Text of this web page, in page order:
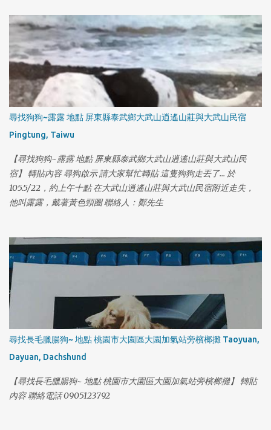
尋找狗狗~露露 地點 屏東縣泰武鄉大武山逍遙山莊與大武山民宿
Pingtung, Taiwu
【尋找狗狗~露露 地點 屏東縣泰武鄉大武山逍遙山莊與大武山民
宿】 轉貼內容 尋狗啟示 請大家幫忙轉貼 這隻狗狗走丟了... 於
105.5/22，約上午十點 在大武山逍遙山莊與大武山民宿附近走失，
他叫露露，戴著黃色頸圈 聯絡人：鄭先生
尋找長毛臘腸狗~ 地點 桃園市大園區大園加氣站旁檳榔攤 Taoyuan,
Dayuan, Dachshund
【尋找長毛臘腸狗~ 地點 桃園市大園區大園加氣站旁檳榔攤】 轉貼
內容 聯絡電話 0905123792